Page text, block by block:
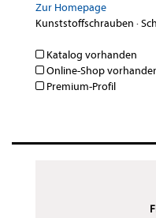
Zur Homepage
Kunststoffschrauben ·
Katalog vorhanden
Online-Shop
Premium-Profil